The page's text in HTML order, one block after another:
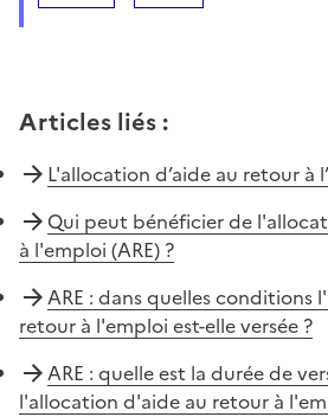
Articles liés :
L'allocation d’aide au retour à
Qui peut bénéficier de
à l'emploi (ARE) ?
ARE : dans quelles conditions
retour à l'emploi est-elle versée ?
ARE : quelle est la durée de
l'allocation d'aide au retour à